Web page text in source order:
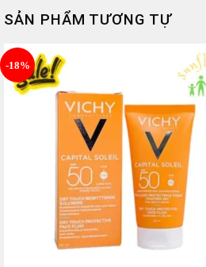
SẢN PHẨM TƯƠNG TỰ
-18%